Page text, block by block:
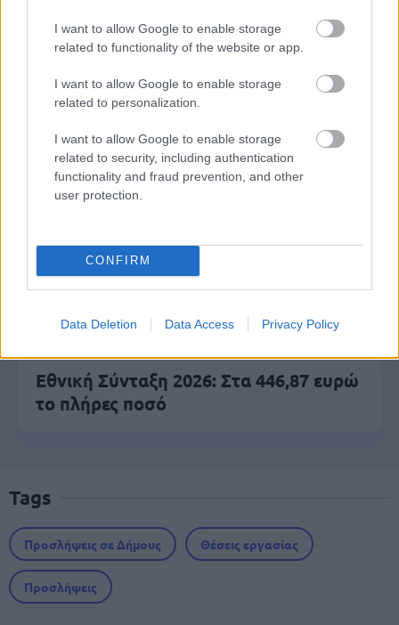
I want to allow Google to enable storage
related to functionality of the website or app.
I want to allow Google to enable storage
related to personalization.
I want to allow Google to enable storage
related to security, including authentication
functionality and fraud prevention, and other
user protection.
CONFIRM
Data Deletion Data Access Privacy Policy
Πυροσβεστική Σχολή: Νέος
κανονισμός για δόκιμους – Τι αλλάζει
σε διαμονή, σίτιση και πρακτική
εκπαίδευση
Σχολεία: 42 προσλήψεις καθαριστών
στον Δήμο Ηγουμενίτσας
ΑΣΕΠ: Οι τρεις επικρατέστεροι
Εθνική Σύνταξη 2026: Στα 446,87 ευρώ
το πλήρες ποσό
Tags
Προσλήψεις σε Δήμους Θέσεις εργασίας
Προσλήψεις